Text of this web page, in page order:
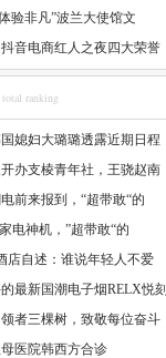
验非凡”波兰大使馆文
音电商红人之夜四大荣誉
ranking
媳妇大璐璐透露近期日程
办支棱青年社，王骁赵南
前来报到，“超带敢“的
电神机，”超带敢“的
店自述：谁说年轻人不爱
最新国潮电子烟RELX悦刻
者三棵树，致敬每位奋斗
医院韩西方合诊